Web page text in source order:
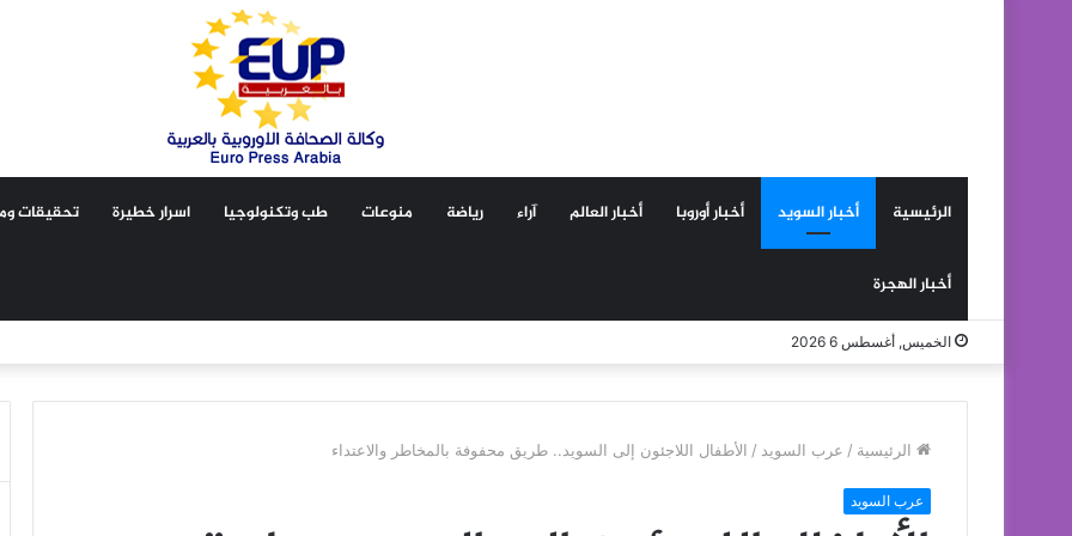
الرئيسية أخبار السويد أخبار أوروبا أخبار العالم آراء رياضة منوعات طب وتكنولوجيا اسرار خطيرة تحقيقات
أخبار الهجرة
الخميس, أغسطس 6 2026
الرئيسية / عرب السويد / الأطفال اللاجئون إلى السويد.. طريق محفوفة بالمخاطر والاعتداء
عرب السويد